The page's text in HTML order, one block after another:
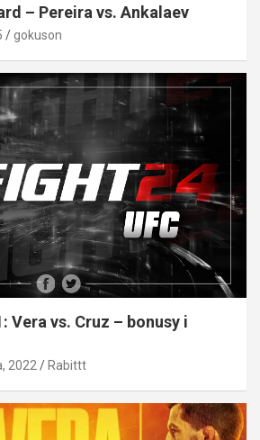
– Pereira vs. Ankalaev
gokuson
Vera vs. Cruz – bonusy i
2022 Rabittt